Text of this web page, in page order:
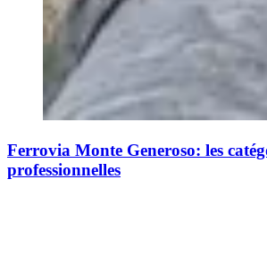
Ferrovia Monte Generoso: les
professionnelles